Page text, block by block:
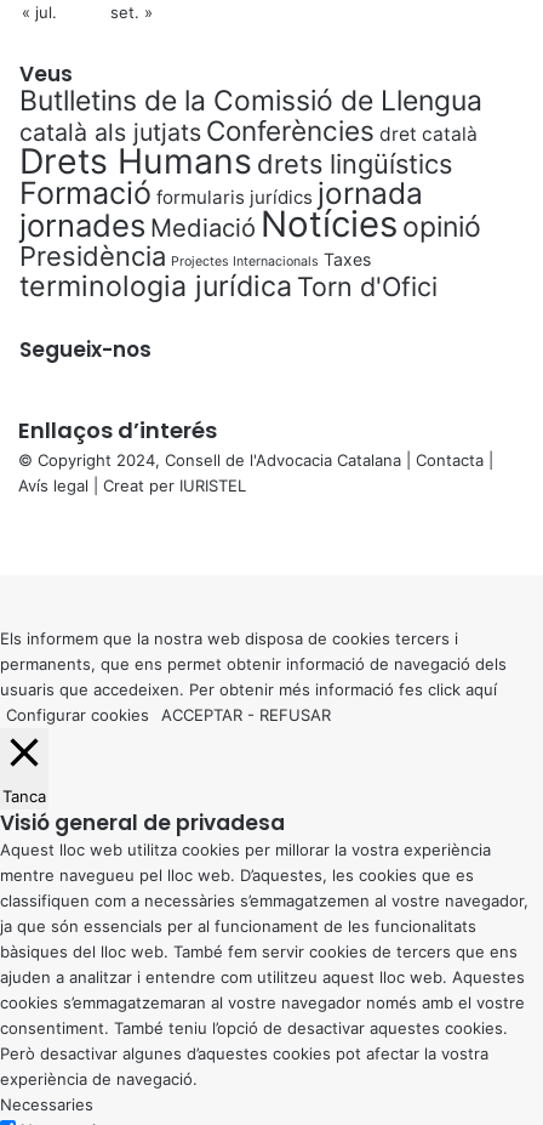
« jul.
set. »
Veus
Butlletins de la Comissió de Llengua
català als jutjats Conferències dret català
Drets Humans drets lingüístics
Formació formularis jurídics jornada
jornades Mediació Notícies opinió
Presidència Projectes Internacionals Taxes
terminologia jurídica Torn d'Ofici
Segueix-nos
Enllaços d’interés
© Copyright 2024, Consell de l'Advocacia Catalana | Contacta
Avís legal | Creat per IURISTEL
button
Els informem que la nostra web disposa de cookies tercers i
permanents, que ens permet obtenir informació de navegació dels
usuaris que accedeixen. Per obtenir més informació fes click aquí
Configurar cookies
ACCEPTAR - REFUSAR
Tanca
Visió general de privadesa
Aquest lloc web utilitza cookies per millorar la vostra experiència
mentre navegueu pel lloc web. D’aquestes, les cookies que es
classifiquen com a necessàries s’emmagatzemen al vostre navegador,
ja que són essencials per al funcionament de les funcionalitats
bàsiques del lloc web. També fem servir cookies de tercers que ens
ajuden a analitzar i entendre com utilitzeu aquest lloc web. Aquestes
cookies s’emmagatzemaran al vostre navegador només amb el vostre
consentiment. També teniu l’opció de desactivar aquestes cookies.
Però desactivar algunes d’aquestes cookies pot afectar la vostra
experiència de navegació.
Necessaries